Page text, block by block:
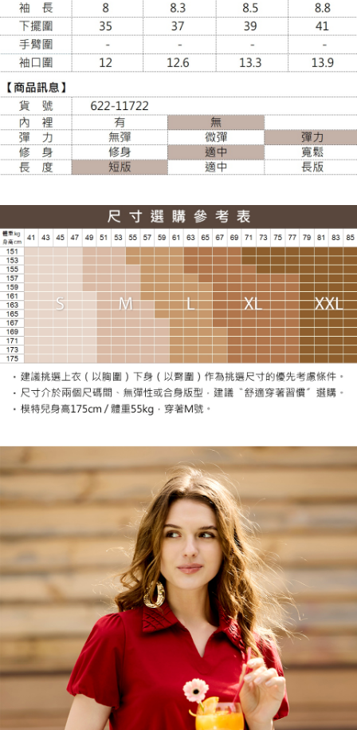
每筆NT$100，滿NT$988(含以上)免運費
貨到付款
每筆NT$120